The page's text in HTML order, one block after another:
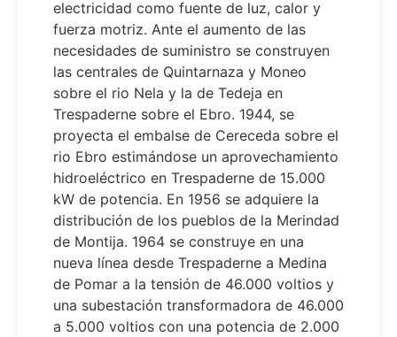
electricidad como fuente de luz, calor y
fuerza motriz. Ante el aumento de las
necesidades de suministro se construyen
las centrales de Quintarnaza y Moneo
sobre el rio Nela y la de Tedeja en
Trespaderne sobre el Ebro. 1944, se
proyecta el embalse de Cereceda sobre el
rio Ebro estimándose un aprovechamiento
hidroeléctrico en Trespaderne de 15.000
kW de potencia. En 1956 se adquiere la
distribución de los pueblos de la Merindad
de Montija. 1964 se construye en una
nueva línea desde Trespaderne a Medina
de Pomar a la tensión de 46.000 voltios y
una subestación transformadora de 46.000
a 5.000 voltios con una potencia de 2.000